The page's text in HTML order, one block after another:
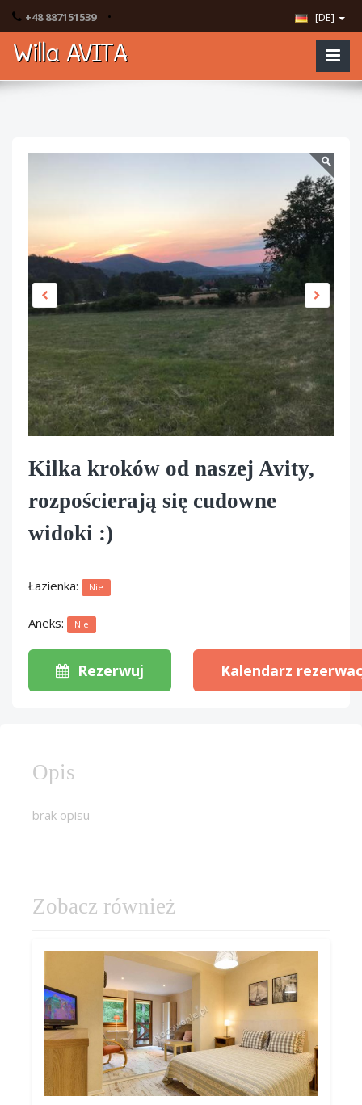
+48 887151539 • [DE]
Willa AVITA
Kilka kroków od naszej Avity,
rozpościerają się cudowne
widoki :)
Łazienka: Nie
Aneks: Nie
Rezerwuj Kalendarz
Opis
brak opisu
Zobacz również